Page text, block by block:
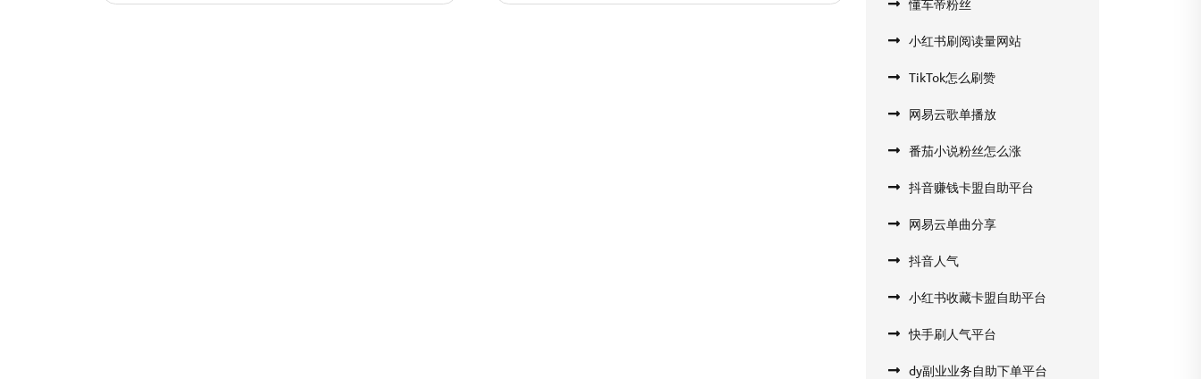
懂车帝粉丝
小红书刷阅读量网站
TikTok怎么刷赞
网易云歌单播放
番茄小说粉丝怎么涨
抖音赚钱卡盟自助平台
网易云单曲分享
抖音人气
小红书收藏卡盟自助平台
快手刷人气平台
dy副业业务自助下单平台